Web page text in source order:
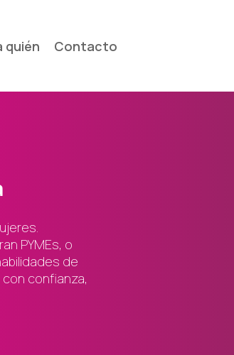
quién Contacto
PYMEs, o
de
confianza,